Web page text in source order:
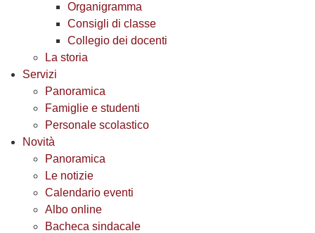
Organigramma
Consigli di classe
Collegio dei docenti
La storia
Servizi
Panoramica
Famiglie e studenti
Personale scolastico
Novità
Panoramica
Le notizie
Calendario eventi
Albo online
Bacheca sindacale